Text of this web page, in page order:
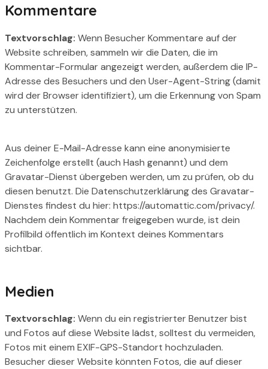
Kommentare
Textvorschlag: Wenn Besucher Kommentare auf der
Website schreiben, sammeln wir die Daten, die im
Kommentar-Formular angezeigt werden, außerdem die IP-
Adresse des Besuchers und den User-Agent-String (damit
wird der Browser identifiziert), um die Erkennung von Spam
zu unterstützen.
Aus deiner E-Mail-Adresse kann eine anonymisierte
Zeichenfolge erstellt (auch Hash genannt) und dem
Gravatar-Dienst übergeben werden, um zu prüfen, ob du
diesen benutzt. Die Datenschutzerklärung des Gravatar-
Dienstes findest du hier: https://automattic.com/privacy/.
Nachdem dein Kommentar freigegeben wurde, ist dein
Profilbild öffentlich im Kontext deines Kommentars
sichtbar.
Medien
Textvorschlag: Wenn du ein registrierter Benutzer bist
und Fotos auf diese Website lädst, solltest du vermeiden,
Fotos mit einem EXIF-GPS-Standort hochzuladen.
Besucher dieser Website könnten Fotos, die auf dieser